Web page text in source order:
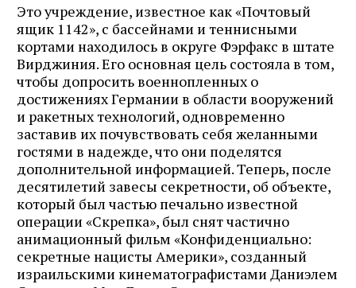
Это учреждение, известное как «Почтовый
ящик 1142», с бассейнами и теннисными
кортами находилось в округе Фэрфакс в штате
Вирджиния. Его основная цель состояла в том,
чтобы допросить военнопленных о
достижениях Германии в области вооружений
и ракетных технологий, одновременно
заставив их почувствовать себя желанными
гостями в надежде, что они поделятся
дополнительной информацией. Теперь, после
десятилетий завесы секретности, об объекте,
который был частью печально известной
операции «Скрепка», был снят частично
анимационный фильм «Конфиденциально:
секретные нацисты Америки», созданный
израильскими кинематографистами Даниэлем